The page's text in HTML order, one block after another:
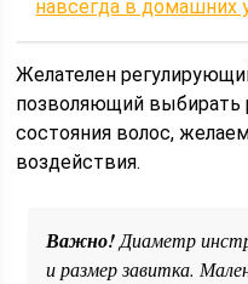
навсегда в домашних
Желателен
позволяющий
состояния волос,
воздействия.
Важно! Диаметр
и размер завитка.